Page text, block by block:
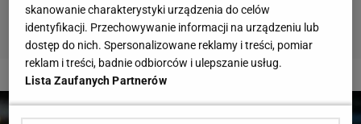
2 z 6
skanowanie charakterystyki urządzenia do celów
identyfikacji. Przechowywanie informacji na urządzeniu lub
dostęp do nich. Spersonalizowane reklamy i treści, pomiar
reklam i treści, badnie odbiorców i ulepszanie usług.
Lista Zaufanych Partnerów